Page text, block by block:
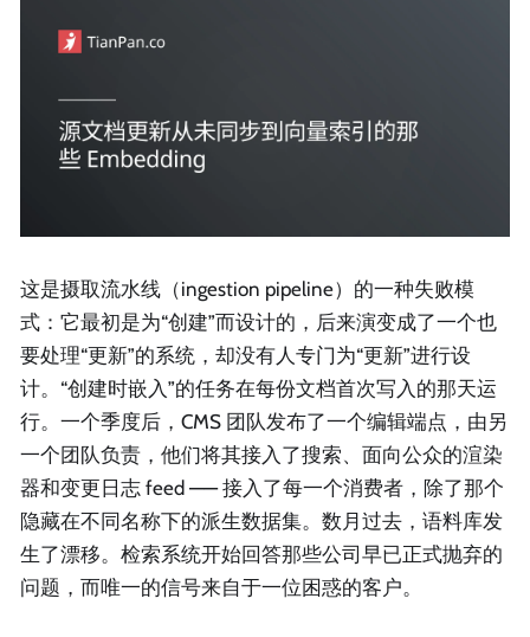
这是摄取流水线（ingestion pipeline）的一种失败模
式：它最初是为“创建”而设计的，后来演变成了一个也
要处理“更新”的系统，却没有人专门为“更新”进行设
计。“创建时嵌入”的任务在每份文档首次写入的那天运
行。一个季度后，CMS 团队发布了一个编辑端点，由另
一个团队负责，他们将其接入了搜索、面向公众的渲染
器和变更日志 feed —— 接入了每一个消费者，除了那个
隐藏在不同名称下的派生数据集。数月过去，语料库发
生了漂移。检索系统开始回答那些公司早已正式抛弃的
问题，而唯一的信号来自于一位困惑的客户。